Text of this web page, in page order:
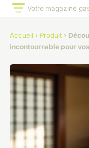
Votre magazine
Accueil › Produit ›
incontournable pour